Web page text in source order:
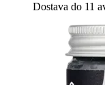
Dostava do 11